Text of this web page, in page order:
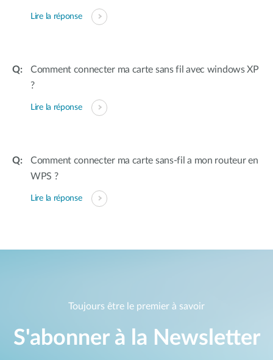
Lire la réponse
Comment connecter ma carte sans fil avec windows XP
?
Lire la réponse
Comment connecter ma carte sans-fil a mon routeur en
WPS ?
Lire la réponse
Toujours être le premier à savoir
S'abonner à la Newsletter